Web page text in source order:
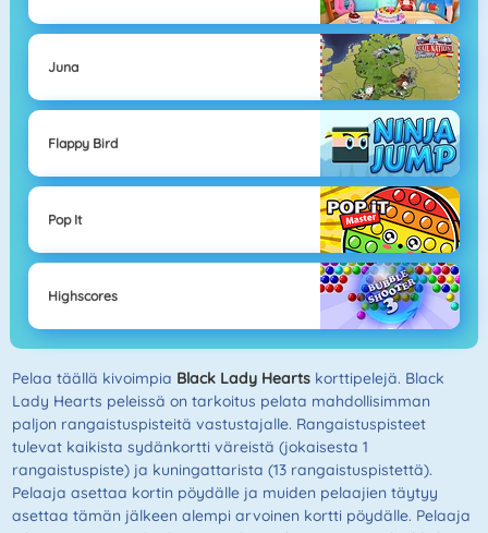
Juna
Flappy Bird
Pop It
Highscores
Pelaa täällä kivoimpia Black Lady Heartskorttipelejä. Black
Lady Hearts peleissä on tarkoitus pelata mahdollisimman
paljon rangaistuspisteitä vastustajalle. Rangaistuspisteet
tulevat kaikista sydänkortti väreistä (jokaisesta 1
rangaistuspiste) ja kuningattarista (13 rangaistuspistettä).
Pelaaja asettaa kortin pöydälle ja muiden pelaajien täytyy
asettaa tämän jälkeen alempi arvoinen kortti pöydälle. Pelaaja